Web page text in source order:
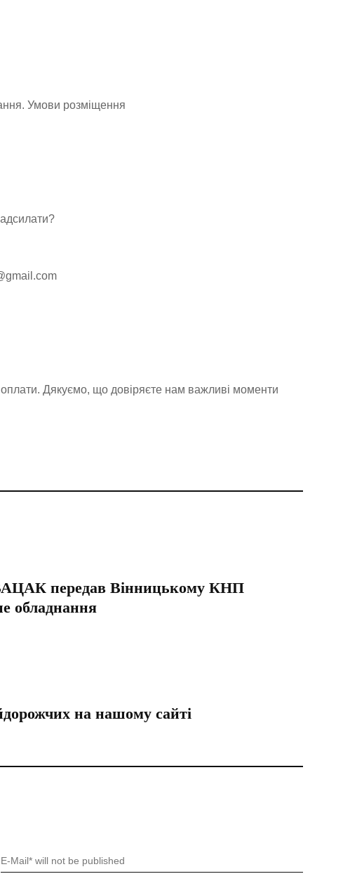
Умови розміщення
оплати. Дякуємо, що довіряєте нам важливі моменти
ВАЦАК передав Вінницькому КНП
обладнання
на нашому сайті